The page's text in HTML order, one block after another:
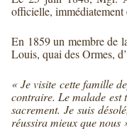
officielle, immédiatement
En 1859 un membre de
Louis, quai des Ormes,
« Je visite cette famille
contraire. Le malade est
sacrement. Je suis
réussira mieux que nous